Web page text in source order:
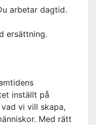
arbetar dagtid.
ersättning.
inställt på
vi vill skapa,
Med rätt